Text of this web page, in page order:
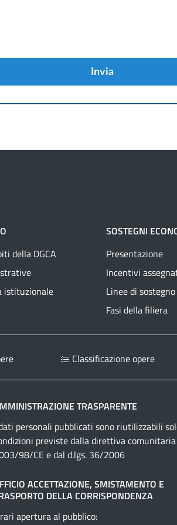
Invia
della DGCA
istituzionale
SOSTEGNI
Presentazione
Incentivi
Linee di sostegno
Fasi della filiera
Classificazione opere
TRASPARENTE
personali pubblicati sono riutilizzabili
previste dalla direttiva comunitaria
98/CE e dal d.lgs. 36/2006
ACCETTAZIONE, SMISTAMENTO E
DELLA CORRISPONDENZA
apertura al pubblico: